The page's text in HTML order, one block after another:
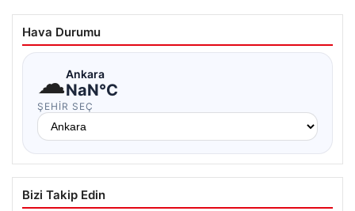
Hava Durumu
☁Ankara
NaN°C
ŞEHIR SEÇ
Bizi Takip Edin